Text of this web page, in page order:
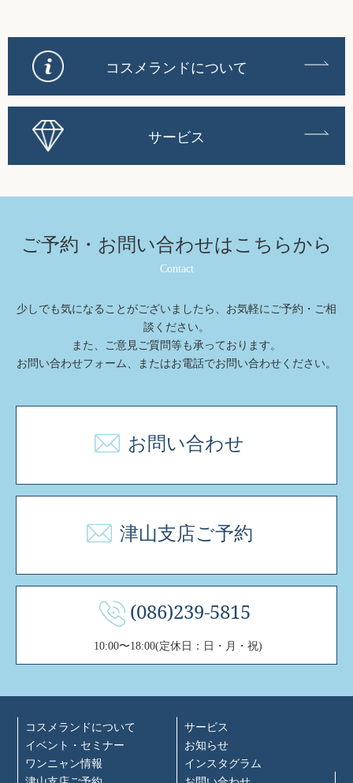
コスメランドについて
サービス
ご予約・お問い合わせはこちらから
Contact
少しでも気になることがございましたら、お気軽にご予約・ご相
談ください。
また、ご意⾒ご質問等も承っております。
お問い合わせフォーム、またはお電話でお問い合わせください。
お問い合わせ
津山支店ご予約
(086)239-5815
10:00〜18:00(定休日：日・月・祝)
コスメランドについて
サービス
イベント・セミナー
お知らせ
ワンニャン情報
インスタグラム